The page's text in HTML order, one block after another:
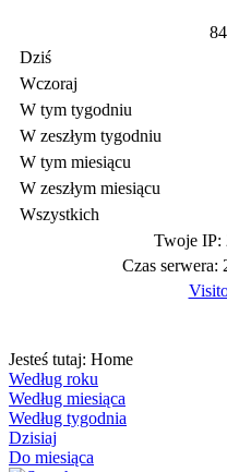
84
Dziś
Wczoraj
W tym tygodniu
W zeszłym tygodniu
W tym miesiącu
W zeszłym miesiącu
Wszystkich
Twoje IP:
Czas serwera:
Jesteś tutaj: Home
Według roku
Według miesiąca
Według tygodnia
Dzisiaj
Do miesiąca